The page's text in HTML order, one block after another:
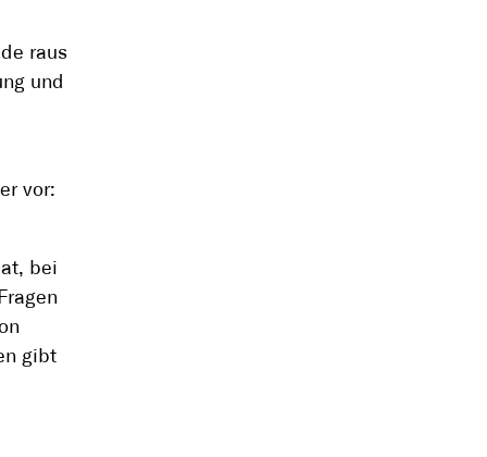
raus
und
vor:
bei
gibt